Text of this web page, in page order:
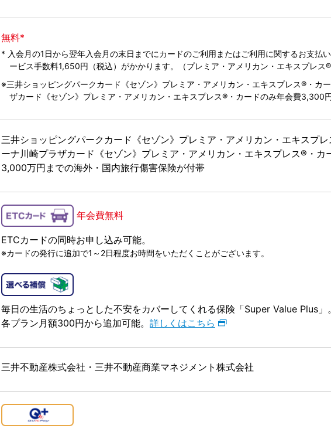
無料*
* 入会月の1日から翌年入会月の末日までにカードのご利用またはご利用に関するお支払
ービス手数料1,650円（税込）がかかります。（プレミア・アメリカン・エキスプレス®
※三井ショッピングパークカード《セゾン》プレミア・アメリカン・エキスプレス®・カ
ザカード《セゾン》プレミア・アメリカン・エキスプレス®・カードのみ年会費3,300円
三井ショッピングパークカード《セゾン》プレミア・アメリカン・エキスプ
ーナ川崎プラザカード《セゾン》プレミア・アメリカン・エキスプレス®・カ
3,000万円までの海外・国内旅行傷害保険が付帯
年会費無料
ETCカードの同時お申し込み可能。
※カードの発行に追加で1～2日程度お時間をいただくことがございます。
毎日の生活のちょっとした不安をカバーしてくれる保険「Super Value Plus」。
各プラン月額300円から追加可能。 詳しくはこちら
三井不動産株式会社・三井不動産商業マネジメント株式会社